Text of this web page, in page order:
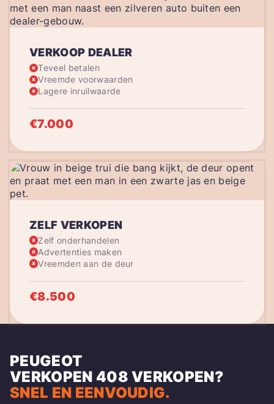
VERKOOP DEALER
Teveel betalen
Vreemde voorwaarden
Lagere inruilwaarde
€7.000
ZELF VERKOPEN
Zelf onderhandelen
Advertenties maken
Vreemden aan de deur
€8.500
PEUGEOT
VERKOPEN 408 VERKOPEN?
SNEL EN EENVOUDIG.